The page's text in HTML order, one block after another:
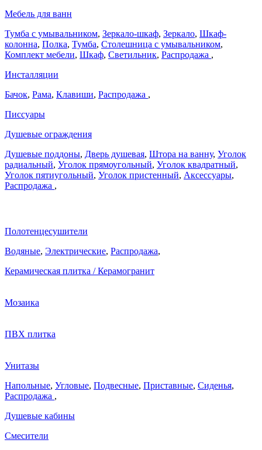
Мебель для ванн
Тумба с умывальником, Зеркало-шкаф, Зеркало, Шкаф-
колонна, Полка, Тумба, Столешница с умывальником,
Комплект мебели, Шкаф, Светильник, Распродажа ,
Инсталляции
Бачок, Рама, Клавиши, Распродажа ,
Писсуары
Душевые ограждения
Душевые поддоны, Дверь душевая, Штора на ванну, Уголок
радиальный, Уголок прямоугольный, Уголок квадратный,
Уголок пятиугольный, Уголок пристенный, Аксессуары,
Распродажа ,
Полотенцесушители
Водяные, Электрические, Распродажа,
Керамическая плитка / Керамогранит
Мозаика
ПВХ плитка
Унитазы
Напольные, Угловые, Подвесные, Приставные, Сиденья,
Распродажа ,
Душевые кабины
Смесители